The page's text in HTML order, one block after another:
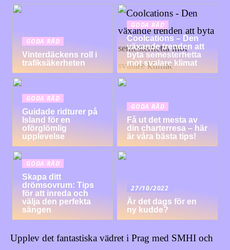
GODA RÅD
Vinterdäckens roll i
trafiksäkerheten
GODA RÅD
Coolcations – Den
växande trenden att
byta semesterhetta
mot svalare klimat
GODA RÅD
Guidade ridturer på
Island för en
oförglömlig
upplevelse
GODA RÅD
Få ut det mesta av
din charterresa – här
är våra bästa tips!
GODA RÅD
Skapa ditt
drömsovrum: Tips
för att inreda och
välja den perfekta
sängen
27/10/2022
Är det dags för en
ny kudde?
Upplev det fantastiska vädret i Prag med SMHI och